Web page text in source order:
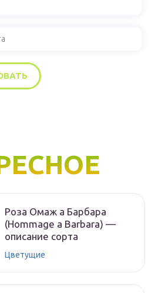
Роза Омаж а Барбара
(Hommage a Barbara) —
описание сорта
Цветущие